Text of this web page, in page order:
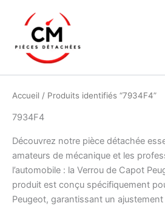
contenu
Accueil / Produits identifiés “7934F4”
7934F4
Découvrez notre pièce détachée
amateurs de mécanique et les
l’automobile : la Verrou de Capot
produit est conçu spécifiquement
Peugeot, garantissant un